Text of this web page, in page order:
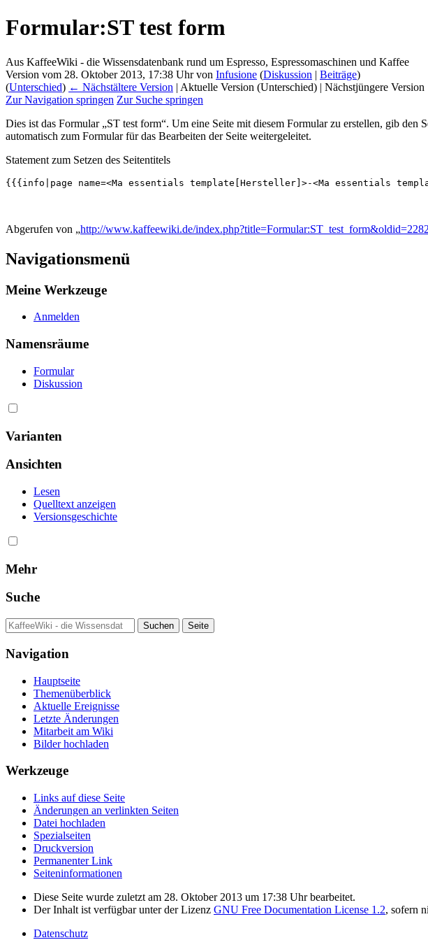
Formular:ST test form
Aus KaffeeWiki - die Wissensdatenbank rund um Espresso, Espressomaschinen und Kaffee
Version vom 28. Oktober 2013, 17:38 Uhr von Infusione (Diskussion | Beiträge)
(Unterschied) ← Nächstältere Version | Aktuelle Version (Unterschied) | Nächstjüngere
Zur Navigation springen Zur Suche springen
Dies ist das Formular „ST test form“. Um eine Seite mit diesem Formular zu erstellen, gib
automatisch zum Formular für das Bearbeiten der Seite weitergeleitet.
Statement zum Setzen des Seitentitels
{{{info|page name=<Ma essentials template[Hersteller]>-<Ma essentials
Abgerufen von „http://www.kaffeewiki.de/
Navigationsmenü
Meine Werkzeuge
Anmelden
Namensräume
Formular
Diskussion
Varianten
Ansichten
Lesen
Quelltext anzeigen
Versionsgeschichte
Mehr
Suche
Navigation
Hauptseite
Themenüberblick
Aktuelle Ereignisse
Letzte Änderungen
Mitarbeit am Wiki
Bilder hochladen
Werkzeuge
Links auf diese Seite
Änderungen an verlinkten Seiten
Datei hochladen
Spezialseiten
Druckversion
Permanenter Link
Seiten­informationen
Diese Seite wurde zuletzt am 28. Oktober 2013 um 17:38 Uhr bearbeitet.
Der Inhalt ist verfügbar unter der Lizenz GNU Free Documentation License 1.2, sofern
Datenschutz